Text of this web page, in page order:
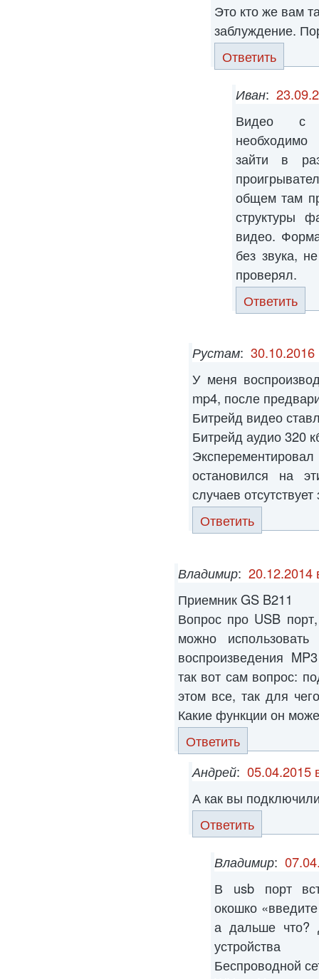
Это кто же вам
заблуждение.
Ответить
Иван:
Видео с
зайти в
общем там
структуры
видео.
без звука,
проверял.
Ответить
Рустам: 30.10.2016
У меня
mp4, после
Битрейд видео
Битрейд аудио 320
остановился на
случаев отсутствует
Ответить
Владимир: 20.12.2014
Приемник GS B211
Вопрос про USB
можно
воспроизведения
так вот сам вопрос:
этом все, так для
Какие функции он
Ответить
Андрей: 05.04.2015
А как вы
Ответить
Владимир:
В usb порт
окошко
а дальше что?
устройства
Беспроводной